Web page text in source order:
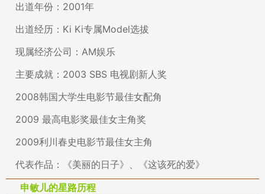
出道年份：2001年
出道经历：Ki Ki专属Model选拔
现属经济公司：AM娱乐
主要成就：2003 SBS 电视剧新人奖
2008韩国大学生电影节最佳女配角
2009 最高电影奖最佳女主角奖
2009利川春史电影节最佳女主角
代表作品：《美丽的日子》、《这该死的爱》
申敏儿的星路历程